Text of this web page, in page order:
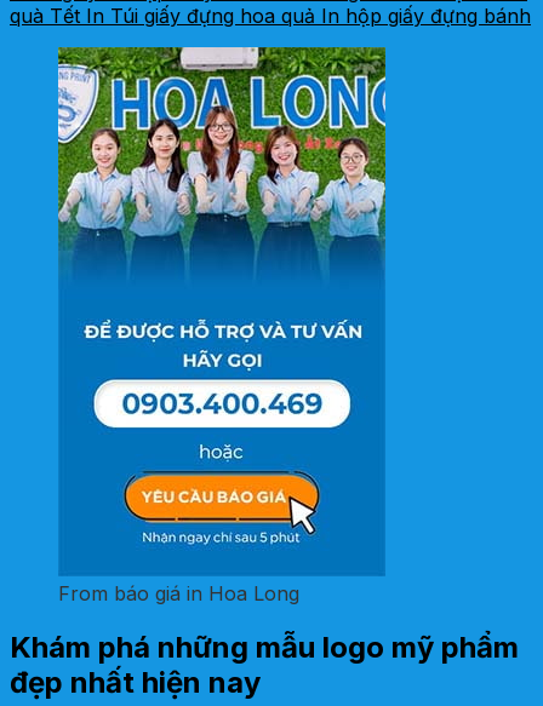
quà Tết In Túi giấy đựng hoa quả In hộp giấy đựng bánh
From báo giá in Hoa Long
Khám phá những mẫu logo mỹ phẩm
đẹp nhất hiện nay